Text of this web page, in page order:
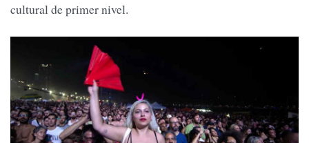
cultural de primer nivel.